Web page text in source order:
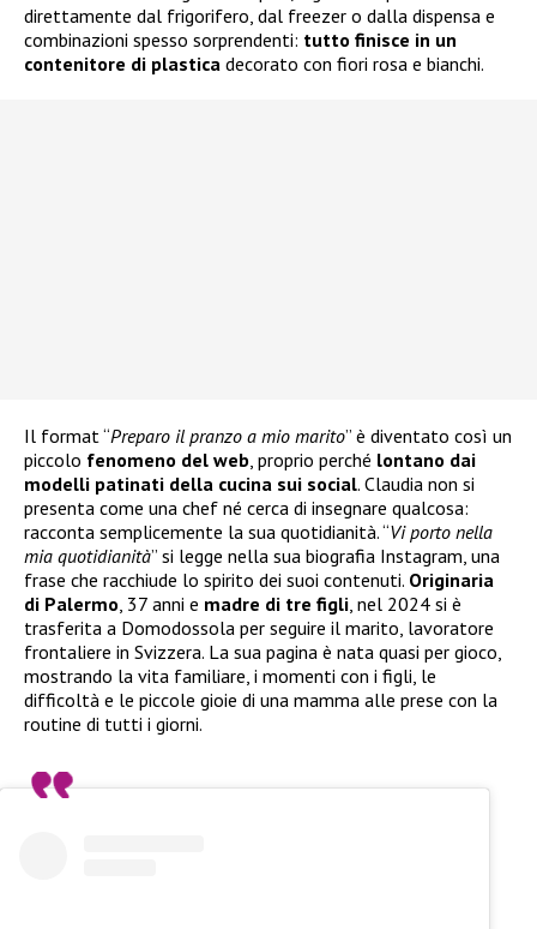
direttamente dal frigorifero, dal freezer o dalla dispensa e
combinazioni spesso sorprendenti: tutto finisce in un
contenitore di plastica decorato con fiori rosa e bianchi.
Il format “Preparo il pranzo a mio marito” è diventato così un
piccolo fenomeno del web, proprio perché lontano dai
modelli patinati della cucina sui social. Claudia non si
presenta come una chef né cerca di insegnare qualcosa:
racconta semplicemente la sua quotidianità. “Vi porto nella
mia quotidianità” si legge nella sua biografia Instagram, una
frase che racchiude lo spirito dei suoi contenuti. Originaria
di Palermo, 37 anni e madre di tre figli, nel 2024 si è
trasferita a Domodossola per seguire il marito, lavoratore
frontaliere in Svizzera. La sua pagina è nata quasi per gioco,
mostrando la vita familiare, i momenti con i figli, le
difficoltà e le piccole gioie di una mamma alle prese con la
routine di tutti i giorni.